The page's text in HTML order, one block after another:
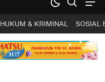
HUKUM & KRIMINAL SOSIAL